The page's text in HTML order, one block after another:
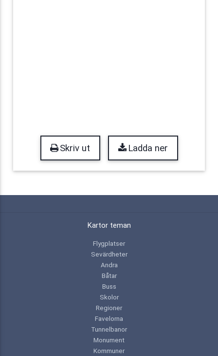
Skriv ut Ladda ner
Kartor teman
Flygplatser
Sevärdheter
Andra
Båtar
Buss
Skolor
Regioner
Favelorna
Tunnelbanor
Monument
Kommuner